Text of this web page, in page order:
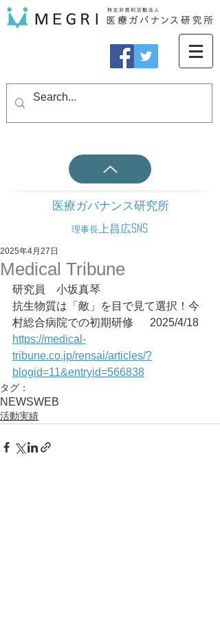
医療ガバナンス研究所
理事長 上昌広SNS
Medical Tribune
2025年4月27日
研究員　小坂真琴
抗生物質は「敵」を目で見て選択！今
村総合病院での初期研修	2025/4/18
https://medical-
tribune.co.jp/rensai/articles/?
blogid=11&entryid=566838
タグ：
NEWSWEB
活動実績